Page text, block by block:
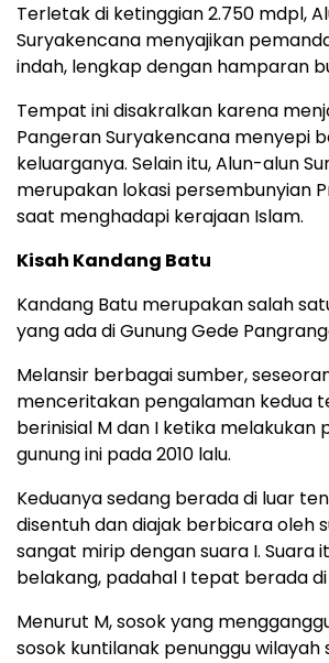
Terletak di ketinggian 2.750 mdpl,
Suryakencana menyajikan
indah, lengkap dengan hamparan
Tempat ini disakralkan karena
Pangeran Suryakencana menyepi
keluarganya. Selain itu, Alun-alun
merupakan lokasi persembunyian
saat menghadapi kerajaan Islam.
Kisah Kandang Batu
Kandang Batu merupakan salah
yang ada di Gunung Gede
Melansir berbagai sumber,
menceritakan pengalaman kedua
berinisial M dan I ketika melakukan
gunung ini pada 2010 lalu.
Keduanya sedang berada di luar
disentuh dan diajak berbicara oleh
sangat mirip dengan suara I. Suara
belakang, padahal I tepat berada
Menurut M, sosok yang
sosok kuntilanak penunggu